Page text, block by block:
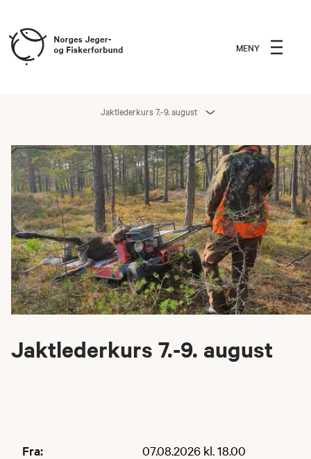
MENY
Jaktlederkurs 7.-9. august
Jaktlederkurs 7.-9. august
Fra: 07.08.2026 kl. 18.00